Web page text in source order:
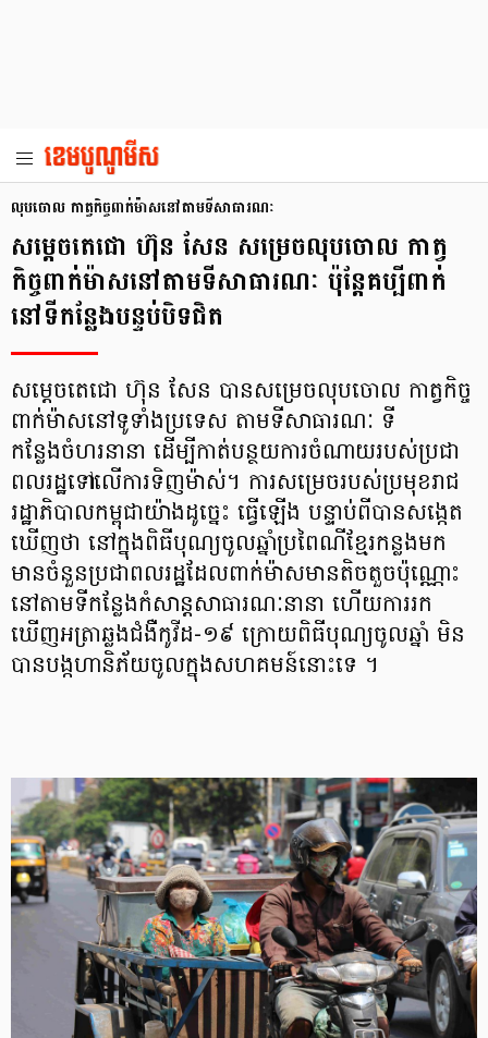
លុបចោល កាត្វកិច្ចពាក់ម៉ាសនៅតាមទីសាធារណៈ
សម្តេចតេជោ ហ៊ុន សែន សម្រេចលុបចោល កាត្វ
កិច្ចពាក់ម៉ាសនៅតាមទីសាធារណៈ ប៉ុន្ដែគប្បីពាក់
នៅទីកន្លែងបន្ទប់បិទជិត
សម្តេចតេជោ ហ៊ុន សែន បានសម្រេចលុបចោល កាត្វកិច្ច
ពាក់ម៉ាសនៅទូទាំងប្រទេស តាមទីសាធារណៈ ទី
កន្លែងចំហរនានា ដើម្បីកាត់បន្ថយការចំណាយរបស់ប្រជា
ពលរដ្ឋទៅលើការទិញម៉ាស់។ ការសម្រេចរបស់ប្រមុខរាជ
រដ្ឋាភិបាលកម្ពុជាយ៉ាងដូច្នេះ ធ្វើឡើង បន្ទាប់ពីបានសង្កេត
ឃើញថា នៅក្នុងពិធីបុណ្យចូលឆ្នាំប្រពៃណីខ្មែរកន្លងមក
មានចំនួនប្រជាពលរដ្ឋដែលពាក់ម៉ាសមានតិចតួចប៉ុណ្ណោះ
នៅតាមទីកន្លែងកំសាន្តសាធារណៈនានា ហើយការរក
ឃើញអត្រាឆ្លងជំងឺកូវីដ-១៩ ក្រោយពិធីបុណ្យចូលឆ្នាំ មិន
បានបង្កហានិភ័យចូលក្នុងសហគមន៍នោះទេ ។